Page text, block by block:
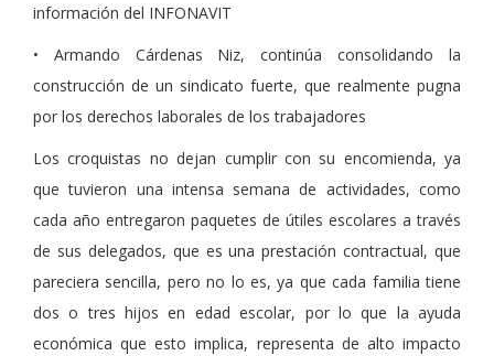
información del INFONAVIT
• Armando Cárdenas Niz, continúa consolidando la
construcción de un sindicato fuerte, que realmente pugna
por los derechos laborales de los trabajadores
Los croquistas no dejan cumplir con su encomienda, ya
que tuvieron una intensa semana de actividades, como
cada año entregaron paquetes de útiles escolares a través
de sus delegados, que es una prestación contractual, que
pareciera sencilla, pero no lo es, ya que cada familia tiene
dos o tres hijos en edad escolar, por lo que la ayuda
económica que esto implica, representa de alto impacto